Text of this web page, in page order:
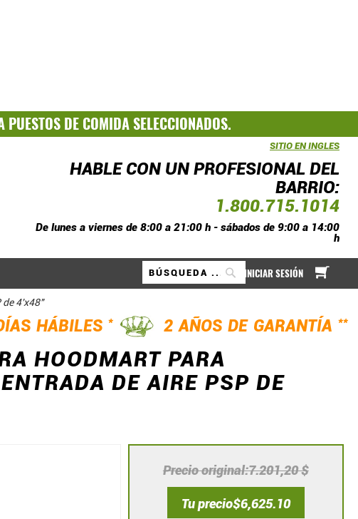
PUESTOS DE COMIDA SELECCIONADOS.
SITIO EN INGLES
HABLE CON UN PROFESIONAL DEL
BARRIO:
1.800.715.1014
De lunes a viernes de 8:00 a 21:00 h - sábados de 9:00 a 14:00
h
Buscar
A mi
INICIAR SESIÓN
de 4'x48"
HÁBILES * 2 AÑOS DE GARANTÍA **
HOODMART PARA
DE AIRE PSP DE
Precio original 7.201,20 $
Tu precio$6,625.10